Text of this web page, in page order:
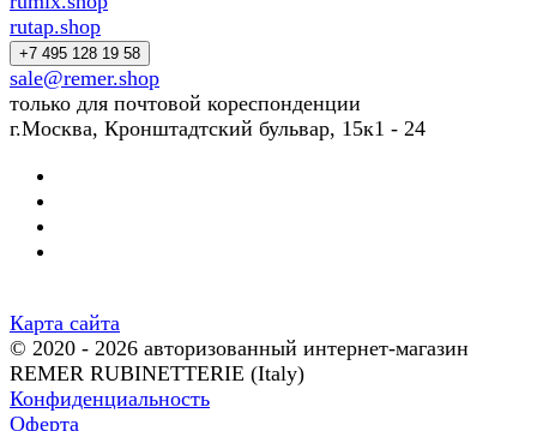
rutap.shop
+7 495 128 19 58
sale@remer.shop
только для почтовой кореспонденции
г.Москва, Кронштадтский бульвар, 15к1 - 24
Карта сайта
© 2020 - 2026 авторизованный интернет-магазин
REMER RUBINETTERIE (Italy)
Конфиденциальность
Оферта